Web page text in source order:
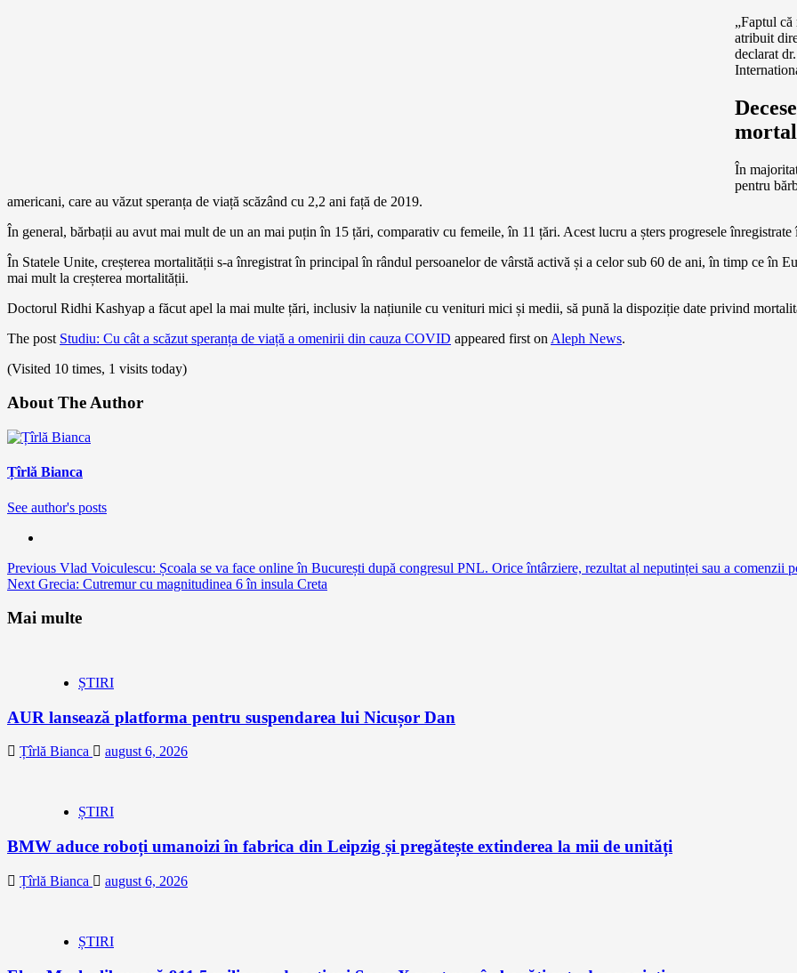
„Faptul că
atribuit
declarat
În
pentru
americani, care au văzut speranța de viață scăzând cu 2,2 ani față de 2019.
În general, bărbații au avut mai mult de un an mai puțin în 15 țări, comparativ cu femeile, în 11 țări. Acest lucru a șters progresele
În Statele Unite, creșterea mortalității s-a înregistrat în principal în rândul persoanelor de vârstă activă și a celor sub 60 de ani, în timp ce în
mai mult la creșterea mortalității.
Doctorul Ridhi Kashyap a făcut apel la mai multe țări, inclusiv la națiunile cu venituri mici și medii, să pună la dispoziție date privind
The post Studiu: Cu cât a scăzut speranța de viață a omenirii din cauza COVID appeared first on Aleph News.
(Visited 10 times, 1 visits today)
About The Author
Țîrlă Bianca
See author's posts
Continue
Reading
Previous Vlad Voiculescu: Școala se va face online în București după congresul PNL. Orice întârziere, rezultat al neputinței sau a comenzii
Next Grecia: Cutremur cu magnitudinea 6 în insula Creta
Mai multe
ȘTIRI
AUR lansează platforma pentru suspendarea lui Nicușor Dan
Țîrlă Bianca august 6, 2026
ȘTIRI
BMW aduce roboți umanoizi în fabrica din Leipzig și pregătește extinderea la mii de unități
Țîrlă Bianca august 6, 2026
ȘTIRI